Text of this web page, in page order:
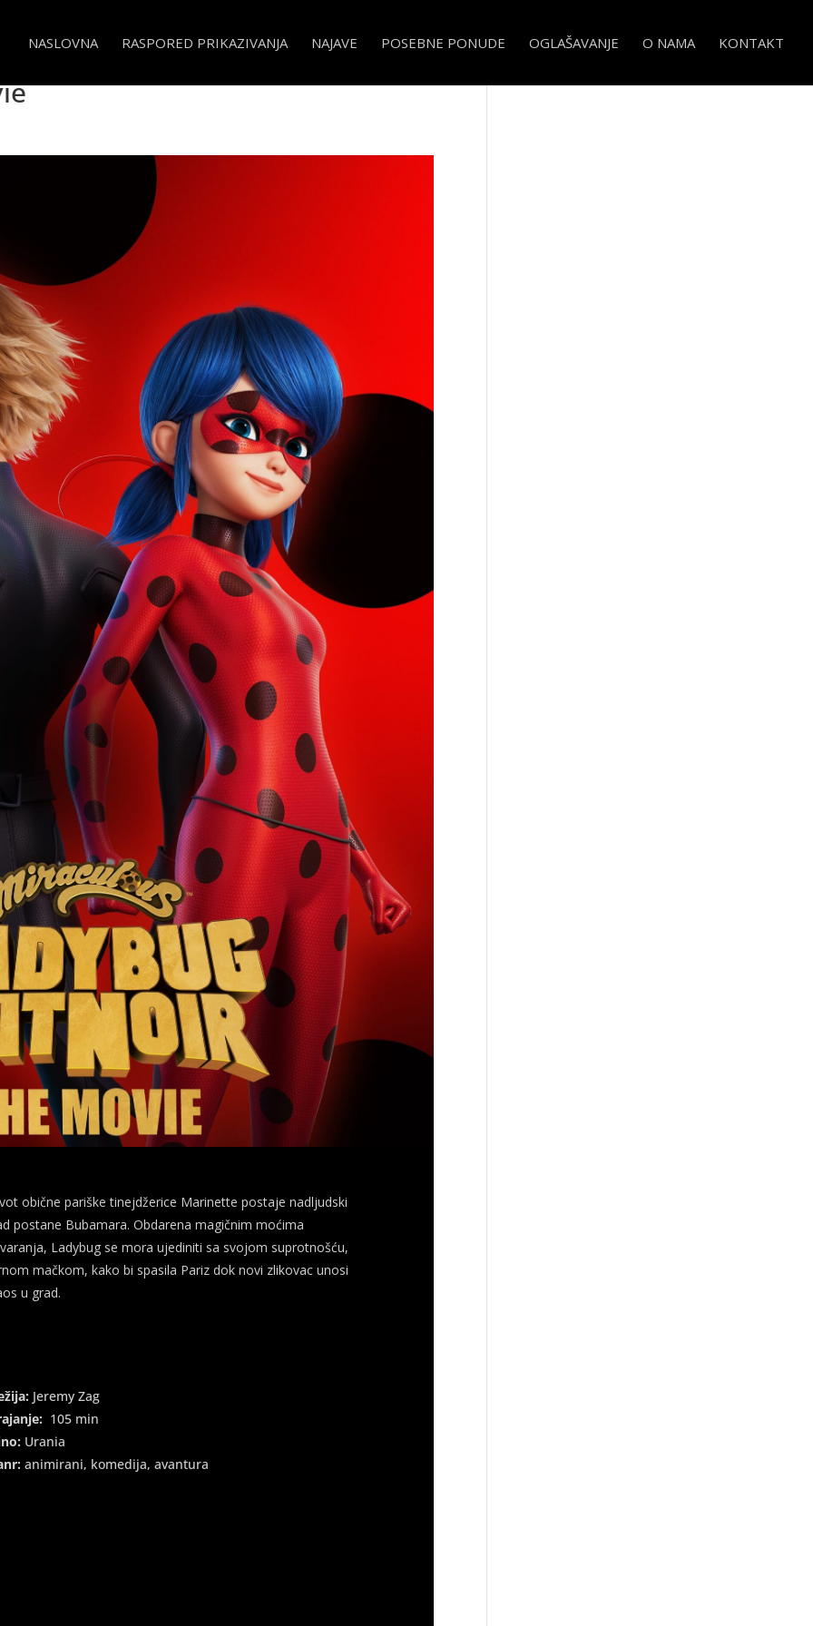
NASLOVNA RASPORED PRIKAZIVANJA NAJAVE POSEBNE PONUDE OGLAŠAVANJE O NAMA KONTAKT
obične pariške tinejdžerice Marinette postaje nadljudski
postane Bubamara. Obdarena magičnim moćima
Ladybug se mora ujediniti sa svojom suprotnošću,
mačkom, kako bi spasila Pariz dok novi zlikovac unosi
u grad.
Jeremy Zag
105 min
Urania
animirani, komedija, avantura